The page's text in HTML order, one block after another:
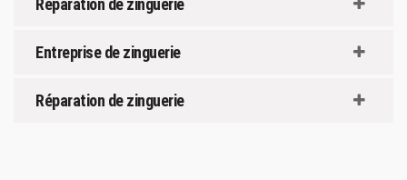
Réparation de zinguerie
Entreprise de zinguerie
Réparation de zinguerie